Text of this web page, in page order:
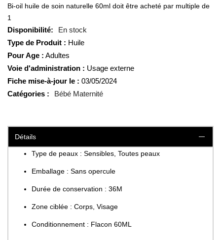
Bi-oil huile de soin naturelle 60ml doit être acheté par multiple de
1
En stock
Type de Produit : Huile
Pour Age : Adultes
Voie d'administration : Usage externe
Fiche mise-à-jour le : 03/05/2024
Catégories :
Bébé Maternité
Détails
Type de peaux : Sensibles, Toutes peaux
Emballage : Sans opercule
Durée de conservation : 36M
Zone ciblée : Corps, Visage
Conditionnement : Flacon 60ML